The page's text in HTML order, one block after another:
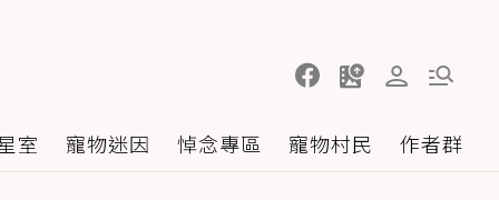
室 寵物迷因 悼念專區 寵物村民 作者群